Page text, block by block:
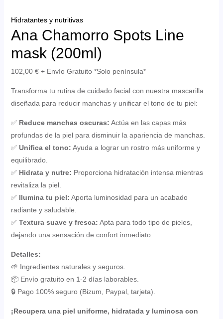
Hidratantes y nutritivas
Ana Chamorro Spots Line
mask (200ml)
102,00 € + Envío Gratuito *Solo península*
Transforma tu rutina de cuidado facial con nuestra mascarilla
diseñada para reducir manchas y unificar el tono de tu piel:
✅ Reduce manchas oscuras: Actúa en las capas más
profundas de la piel para disminuir la apariencia de manchas.
✅ Unifica el tono: Ayuda a lograr un rostro más uniforme y
equilibrado.
✅ Hidrata y nutre: Proporciona hidratación intensa mientras
revitaliza la piel.
✅ Ilumina tu piel: Aporta luminosidad para un acabado
radiante y saludable.
✅ Textura suave y fresca: Apta para todo tipo de pieles,
dejando una sensación de confort inmediato.
Detalles:
🌱 Ingredientes naturales y seguros.
📦 Envío gratuito en 1-2 días laborables.
🔒 Pago 100% seguro (Bizum, Paypal, tarjeta).
¡Recupera una piel uniforme, hidratada y luminosa con